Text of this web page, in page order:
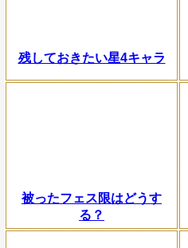
残しておきたい星4キャラ
被ったフェス限はどうす
る？